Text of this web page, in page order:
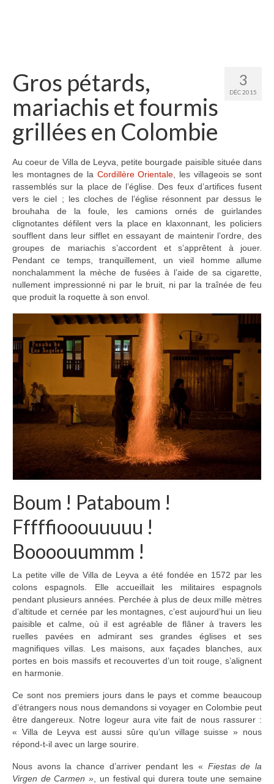
Laos
Chine
Kazakhstan
Kirghizstan
Ouzbekistan
Turkmenistan
Iran
Turquie
Malte
Préparatifs
Autres voyages
Bolivie
Cap-vert
Costa-Rica
Guatemala
Nicaragua
Vietnam
Les coulisses
The Tour du monde
The Team
Contact
Blogs voyage
3
DÉC 2015
Gros pétards,
mariachis et fourmis
grillées en Colombie
Au coeur de Villa de Leyva, petite bourgade paisible située dans
les montagnes de la Cordillère Orientale , les villageois se sont
rassemblés sur la place de l’église. Des feux d’artifices fusent
vers le ciel ; les cloches de l’église résonnent par dessus le
brouhaha de la foule, les camions ornés de guirlandes
clignotantes défilent vers la place en klaxonnant, les policiers
soufflent dans leur sifflet en essayant de maintenir l’ordre, des
groupes de mariachis s’accordent et s’apprêtent à jouer.
Pendant ce temps, tranquillement, un vieil homme allume
nonchalamment la mèche de fusées à l’aide de sa cigarette,
nullement impressionné ni par le bruit, ni par la traînée de feu
que produit la roquette à son envol.
Boum ! Pataboum !
Fffffiooouuuuu !
Boooouummm !
La petite ville de Villa de Leyva a été fondée en 1572 par les
colons espagnols. Elle accueillait les militaires espagnols
pendant plusieurs années. Perchée à plus de deux mille mètres
d’altitude et cernée par les montagnes, c’est aujourd’hui un lieu
paisible et calme, où il est agréable de flâner à travers les
ruelles pavées en admirant ses grandes églises et ses
magnifiques villas. Les maisons, aux façades blanches, aux
portes en bois massifs et recouvertes d’un toit rouge, s’alignent
en harmonie.
Ce sont nos premiers jours dans le pays et comme beaucoup
d’étrangers nous nous demandons si voyager en Colombie peut
être dangereux. Notre logeur aura vite fait de nous rassurer :
« Villa de Leyva est aussi sûre qu’un village suisse » nous
répond-t-il avec un large sourire.
Nous avons la chance d’arriver pendant les « Fiestas de la
Virgen de Carmen » , un festival qui durera toute une semaine